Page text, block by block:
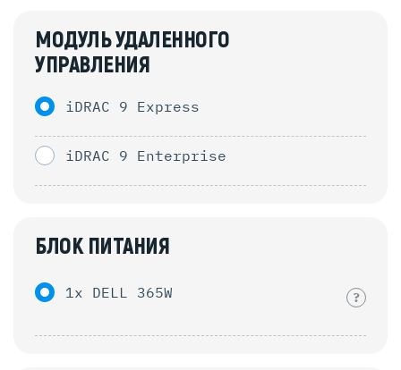
МОДУЛЬ УДАЛЕННОГО
УПРАВЛЕНИЯ
iDRAC 9 Express
iDRAC 9 Enterprise
БЛОК ПИТАНИЯ
1x DELL 365W ?